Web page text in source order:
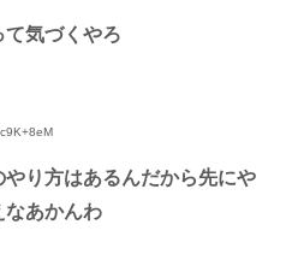
気づくやろ
り方はあるんだから先にや
なあかんわ